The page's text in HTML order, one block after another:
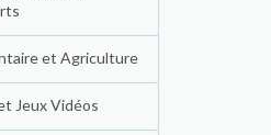
et Agriculture
Jeux Vidéos